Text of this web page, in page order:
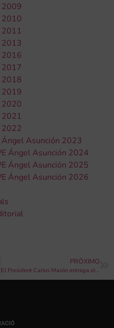
2009
2010
2011
2013
2016
2017
2018
2019
2020
2021
2022
Asunción 2023
Ángel Asunción 2024
Ángel Asunción 2025
Ángel Asunción 2026
PRÓXIMO
El President Carlos Mazón entrega els Premis Euterpe-Ángel Asunción de la FSMCV